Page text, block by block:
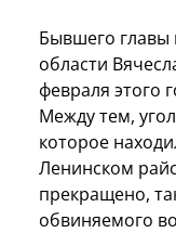
Бывшего главы
области
февраля этого
Между тем,
которое
Ленинском
прекращено,
обвиняемого